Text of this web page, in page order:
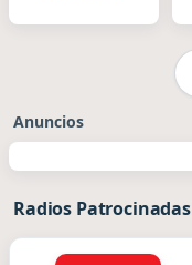
Anuncios
Radios Patrocinadas